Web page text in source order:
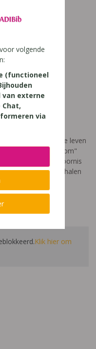
hoe het is om te leven
titel: "Ik heet niet dom"
van een leerstoornis
klas. Je hoort verhalen
Klik hier om
volgende
(functioneel
externe
Chat,
via